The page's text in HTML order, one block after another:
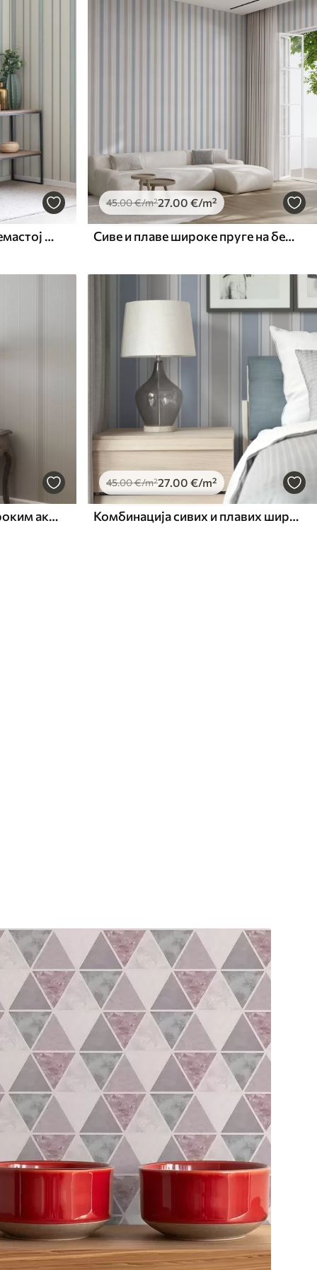
Плаве и сиве пруге на кремастој позадини
45.00€/m²27.00 €/m²
Сиве и плаве широке пруге на белој позадини
Светло беж пруге са широким акцентима
45.00€/m²27.00 €/m²
Комбинација сивих и плавих широких пруга